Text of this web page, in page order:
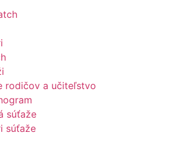
rodičov a učiteľstvo
súťaže
súťaže